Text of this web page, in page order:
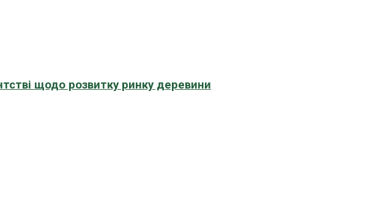
щодо розвитку ринку деревини